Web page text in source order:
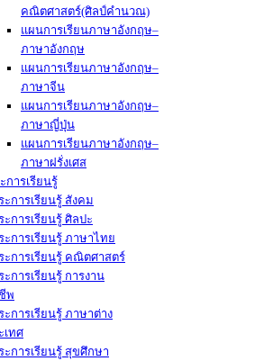
คณิตศาสตร์(ศิลป์คำนวณ)
แผนการเรียนภาษาอังกฤษ–
ภาษาอังกฤษ
แผนการเรียนภาษาอังกฤษ–
ภาษาจีน
แผนการเรียนภาษาอังกฤษ–
ภาษาญี่ปุ่น
แผนการเรียนภาษาอังกฤษ–
ภาษาฝรั่งเศส
การเรียนรู้
ะการเรียนรู้ สังคม
ะการเรียนรู้ ศิลปะ
ะการเรียนรู้ ภาษาไทย
ะการเรียนรู้ คณิตศาสตร์
ะการเรียนรู้ การงาน
พ
ะการเรียนรู้ ภาษาต่าง
เทศ
ะการเรียนรู้ สุขศึกษา